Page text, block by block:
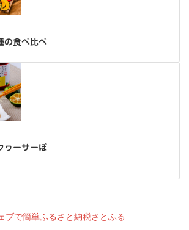
の食べ比べ
ヮーサーぽ